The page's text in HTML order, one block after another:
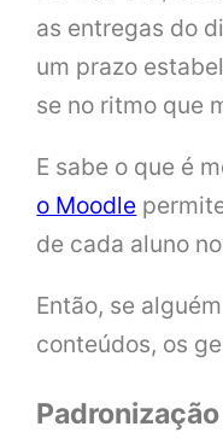
as entregas do
um prazo
se no ritmo que
E sabe o que é
o Moodle
de cada aluno
Então, se
conteúdos, os